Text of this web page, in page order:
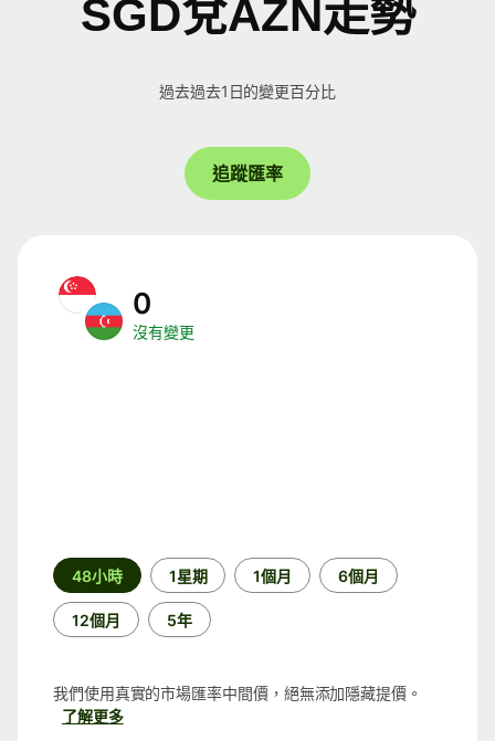
SGD兌AZN走勢
過去過去1日的變更百分比
追蹤匯率
0
沒有變更
時
段
48小時 1星期 1個月 6個月
12個月 5年
我們使用真實的市場匯率中間價，絕無添加隱藏提價。
了解更多